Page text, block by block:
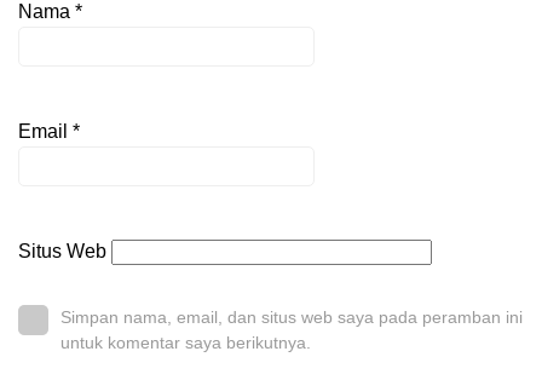
Nama *
Email *
Situs Web
Simpan nama, email, dan situs web saya pada peramban ini
untuk komentar saya berikutnya.